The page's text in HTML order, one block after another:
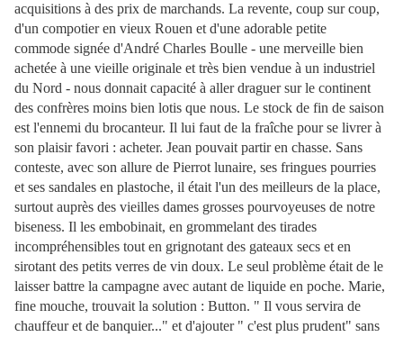
acquisitions à des prix de marchands. La revente, coup sur coup,
d'un compotier en vieux Rouen et d'une adorable petite
commode signée d'André Charles Boulle - une merveille bien
achetée à une vieille originale et très bien vendue à un industriel
du Nord - nous donnait capacité à aller draguer sur le continent
des confrères moins bien lotis que nous. Le stock de fin de saison
est l'ennemi du brocanteur. Il lui faut de la fraîche pour se livrer à
son plaisir favori : acheter. Jean pouvait partir en chasse. Sans
conteste, avec son allure de Pierrot lunaire, ses fringues pourries
et ses sandales en plastoche, il était l'un des meilleurs de la place,
surtout auprès des vieilles dames grosses pourvoyeuses de notre
biseness. Il les embobinait, en grommelant des tirades
incompréhensibles tout en grignotant des gateaux secs et en
sirotant des petits verres de vin doux. Le seul problème était de le
laisser battre la campagne avec autant de liquide en poche. Marie,
fine mouche, trouvait la solution : Button. " Il vous servira de
chauffeur et de banquier..." et d'ajouter " c'est plus prudent" sans